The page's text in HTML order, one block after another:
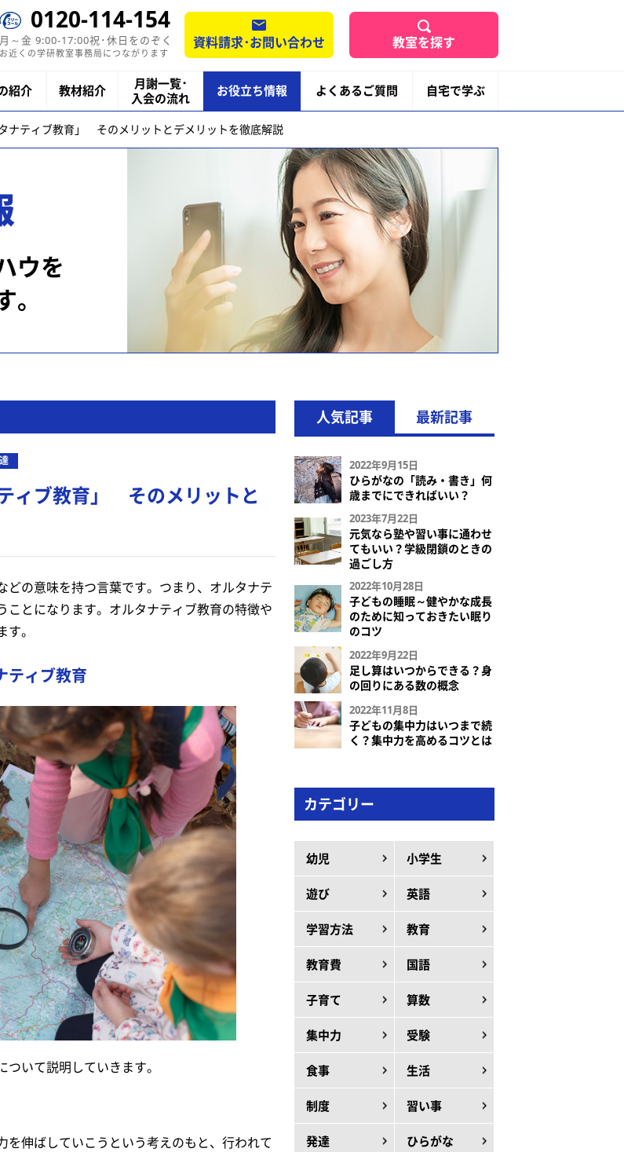
0120-114-154
月～金 9:00-17:00祝･休日をのぞく
お近くの学研教室事務局につながります
資料請求･お問い合わせ 教室を探す
紹介 教材紹介
月謝一覧･
入会の流れ
お役立ち情報 よくあるご質問 自宅で学ぶ
ナティブ教育」 そのメリットとデメリットを徹底解説
ウを
ィブ教育」 そのメリットと
の意味を持つ言葉です。つまり、オルタナテ
とになります。オルタナティブ教育の特徴や
。
ティブ教育
いて説明していきます。
伸ばしていこうという考えのもと、行われて
人気記事
2022年9月15日
ひらがなの「読み・書き」何
歳までにできればいい？
2023年7月22日
元気なら塾や習い事に通わせ
てもいい？学級閉鎖のときの
過ごし方
2022年10月28日
子どもの睡眠～健やかな成長
のために知っておきたい眠り
のコツ
2022年9月22日
足し算はいつからできる？身
の回りにある数の概念
2022年11月8日
子どもの集中力はいつまで続
く？集中力を高めるコツとは
最新記事
カテゴリー
幼児 小学生
遊び 英語
学習方法 教育
教育費 国語
子育て 算数
集中力 受験
食事 生活
制度 習い事
発達 ひらがな